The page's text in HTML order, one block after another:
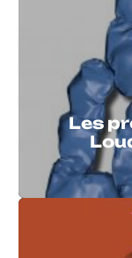
Les